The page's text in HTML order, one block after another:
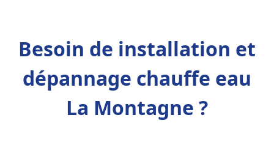
Besoin de installation et
dépannage chauffe eau
La Montagne ?